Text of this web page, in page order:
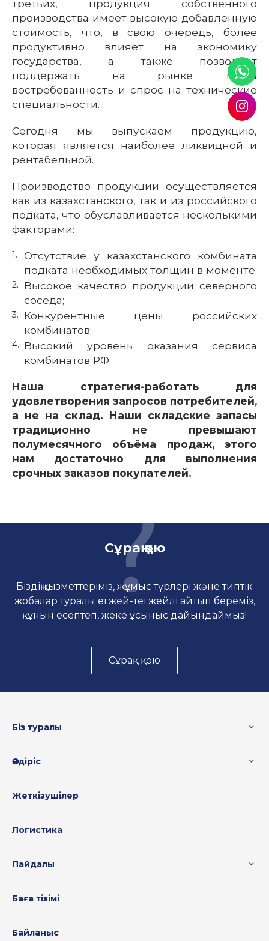
третьих, продукция собственного
производства имеет высокую добавленную
стоимость, что, в свою очередь, более
продуктивно влияет на экономику
государства, а также позволяет
поддержать на рынке труда
востребованность и спрос на технические
специальности.
Сегодня мы выпускаем продукцию,
которая является наиболее ликвидной и
рентабельной.
Производство продукции осуществляется
как из казахстанского, так и из российского
подката, что обуславливается несколькими
факторами:
Отсутствие у казахстанского комбината
подката необходимых толщин в моменте;
Высокое качество продукции северного
соседа;
Конкурентные цены российских
комбинатов;
Высокий уровень оказания сервиса
комбинатов РФ.
Наша стратегия-работать для
удовлетворения запросов потребителей,
а не на склад. Наши складские запасы
традиционно не превышают
полумесячного объёма продаж, этого
нам достаточно для выполнения
срочных заказов покупателей.
Сұрақ қою
Біздің қызметтеріміз, жұмыс түрлері және типтік
жобалар туралы егжей-тегжейлі айтып береміз,
құнын есептеп, жеке ұсыныс дайындаймыз!
Сұрақ қою
Біз туралы
Өндіріс
Жеткізушілер
Логистика
Пайдалы
Баға тізімі
Байланыс